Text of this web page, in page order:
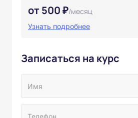
от 500 ₽/месяц
Узнать подробнее
Записаться на курс